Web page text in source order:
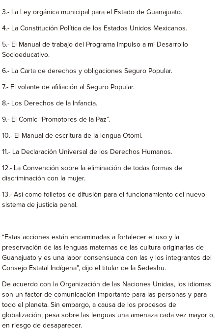
3.- La Ley orgánica municipal para el Estado de Guanajuato.
4.- La Constitución Política de los Estados Unidos Mexicanos.
5.- El Manual de trabajo del Programa Impulso a mi Desarrollo
Socioeducativo.
6.- La Carta de derechos y obligaciones Seguro Popular.
7.- El volante de afiliación al Seguro Popular.
8.- Los Derechos de la Infancia.
9.- El Comic “Promotores de la Paz”.
10.- El Manual de escritura de la lengua Otomí.
11.- La Declaración Universal de los Derechos Humanos.
12.- La Convención sobre la eliminación de todas formas de
discriminación con la mujer.
13.- Así como folletos de difusión para el funcionamiento del nuevo
sistema de justicia penal.
“Estas acciones están encaminadas a fortalecer el uso y la
preservación de las lenguas maternas de las cultura originarias de
Guanajuato y es una labor consensuada con las y los integrantes del
Consejo Estatal Indígena”, dijo el titular de la Sedeshu.
De acuerdo con la Organización de las Naciones Unidas, los idiomas
son un factor de comunicación importante para las personas y para
todo el planeta. Sin embargo, a causa de los procesos de
globalización, pesa sobre las lenguas una amenaza cada vez mayor o,
en riesgo de desaparecer.